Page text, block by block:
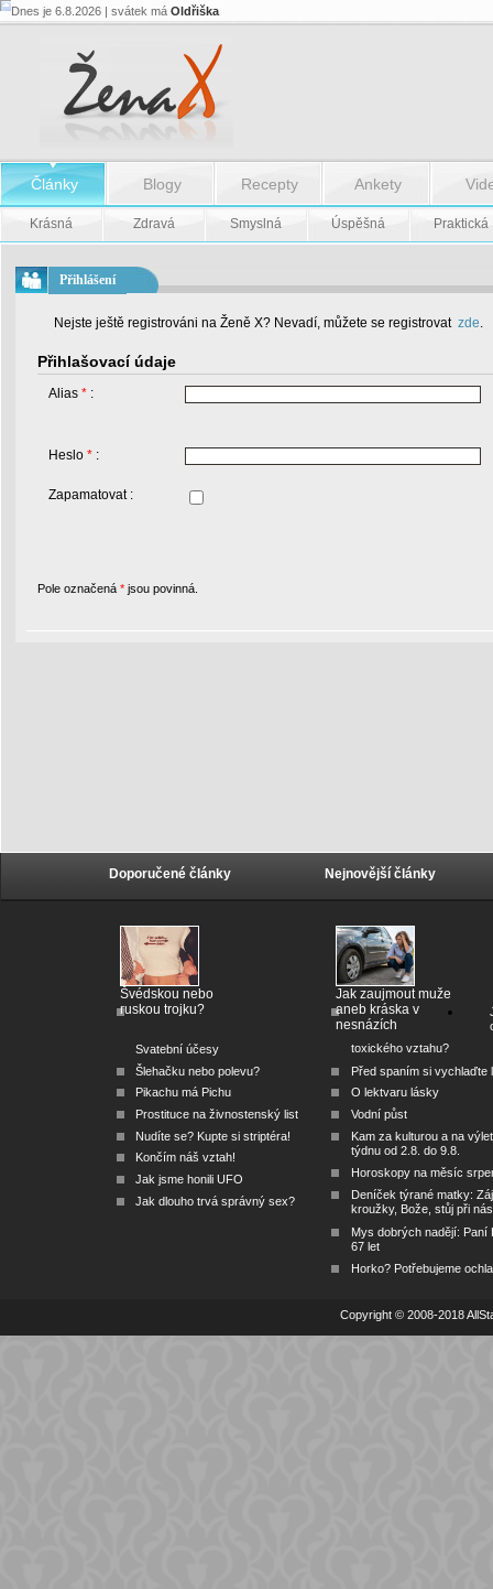
Dnes je 6.8.2026 | svátek má Oldřiška
Články Blogy Recepty Ankety
Krásná Zdravá Smyslná Úspěšná Praktická
Přihlášení
Nejste ještě registrováni na Ženě X? Nevadí, můžete se registrovat zde.
Přihlašovací údaje
Alias * :
Heslo * :
Zapamatovat :
Pole označená * jsou povinná.
Doporučené články
Švédskou nebo
ruskou trojku?
Svatební účesy
Šlehačku nebo polevu?
Pikachu má Pichu
Prostituce na živnostenský list
Nudíte se? Kupte si striptéra!
Končím náš vztah!
Jak jsme honili UFO
Jak dlouho trvá správný sex?
Nejnovější články
Jak zaujmout muže
aneb kráska v
nesnázích
toxického vztahu?
Před spaním si vychlaďte
O lektvaru lásky
Vodní půst
Kam za kulturou a na
týdnu od 2.8. do 9.8.
Horoskopy na měsíc
Deníček týrané matky:
kroužky, Bože, stůj při nás
Mys dobrých nadějí: Paní
67 let
Horko? Potřebujeme
Copyright © 2008-2018